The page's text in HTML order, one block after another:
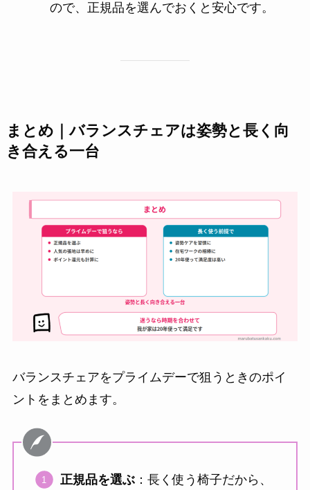
ので、正規品を選んでおくと安心です。
まとめ｜バランスチェアは姿勢と長く向
き合える一台
バランスチェアをプライムデーで狙うときのポイ
ントをまとめます。
正規品を選ぶ ：長く使う椅子だから、